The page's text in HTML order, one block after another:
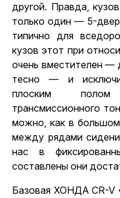
другой. Правда,
только один — 5-
типично для
кузов этот при
очень вместителен —
тесно — и
плоским
трансмиссионного
можно, как в
между рядами
нас в
составлены они
Базовая ХОНДА CR-V